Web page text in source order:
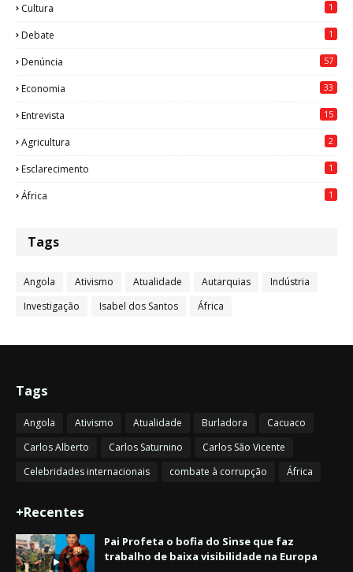
Cultura 1
Debate 1
Denúncia 57
Economia 33
Entrevista 15
Agricultura 2
Esclarecimento 1
África 1
Tags
Angola Ativismo Atualidade Autarquias
Indústria
Investigação
Isabel dos Santos África
Tags
Angola Ativismo Atualidade Burladora
Cacuaco
Carlos Alberto
Carlos Saturnino
Carlos São Vicente
Celebridades internacionais
combate à corrupção África
+Recentes
Pai Profeta o bofia do Sinse que faz
trabalho de baixa visibilidade na Europa